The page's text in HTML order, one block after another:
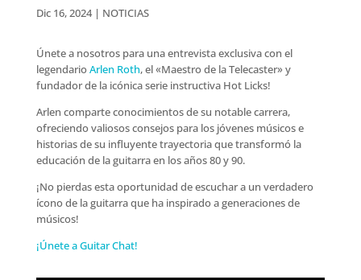
Dic 16, 2024| NOTICIAS
Únete a nosotros para una entrevista exclusiva con el
legendarioArlen Roth, el «Maestro de la Telecaster» y
fundador de la icónica serie instructiva Hot Licks!
Arlen comparte conocimientos de su notable carrera,
ofreciendo valiosos consejos para los jóvenes músicos e
historias de su influyente trayectoria que transformó la
educación de la guitarra en los años 80 y 90.
¡No pierdas esta oportunidad de escuchar a un verdadero
ícono de la guitarra que ha inspirado a generaciones de
músicos!
¡Únete a Guitar Chat!